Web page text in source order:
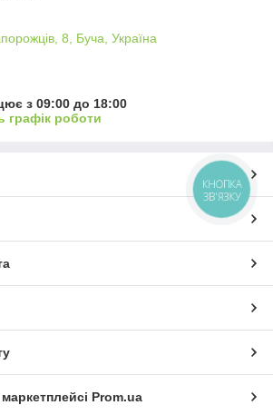
8, Буча, Україна
з 09:00 до 18:00
графік роботи
Prom.ua
КНОПКА
ЗВ'ЯЗКУ